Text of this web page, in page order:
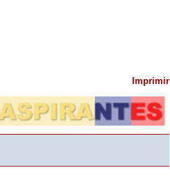
Imprimir